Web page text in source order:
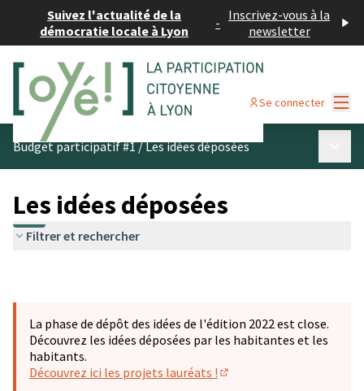
Suivez l'actualité de la
démocratie locale à Lyon
- Inscrivez-vous à la
newsletter
Se connecter
Budget participatif #1/Les idées déposées
Les idées déposées
Filtrer et rechercher
La phase de dépôt des idées de l'édition 2022 est close.
Découvrez les idées déposées par les habitantes et les
habitants.
Découvrez ici les projets lauréats !